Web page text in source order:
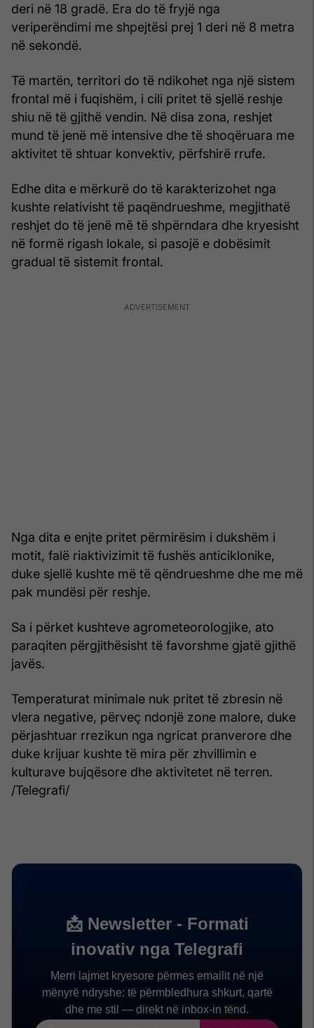
deri në 18 gradë. Era do të fryjë nga
veriperëndimi me shpejtësi prej 1 deri në 8 metra
në sekondë.
Të martën, territori do të ndikohet nga një sistem
frontal më i fuqishëm, i cili pritet të sjellë reshje
shiu në të gjithë vendin. Në disa zona, reshjet
mund të jenë më intensive dhe të shoqëruara me
aktivitet të shtuar konvektiv, përfshirë rrufe.
Edhe dita e mërkurë do të karakterizohet nga
kushte relativisht të paqëndrueshme, megjithatë
reshjet do të jenë më të shpërndara dhe kryesisht
në formë rigash lokale, si pasojë e dobësimit
gradual të sistemit frontal.
Nga dita e enjte pritet përmirësim i dukshëm i
motit, falë riaktivizimit të fushës anticiklonike,
duke sjellë kushte më të qëndrueshme dhe me më
pak mundësi për reshje.
Sa i përket kushteve agrometeorologjike, ato
paraqiten përgjithësisht të favorshme gjatë gjithë
javës.
Temperaturat minimale nuk pritet të zbresin në
vlera negative, përveç ndonjë zone malore, duke
përjashtuar rrezikun nga ngricat pranverore dhe
duke krijuar kushte të mira për zhvillimin e
kulturave bujqësore dhe aktivitetet në terren.
/Telegrafi/